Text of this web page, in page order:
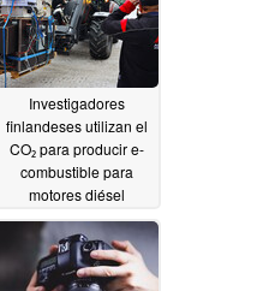
Investigadores
finlandeses utilizan el
CO₂ para producir e-
combustible para
motores diésel
11/28/2023